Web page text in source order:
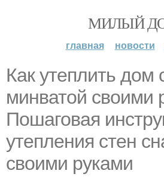
МИЛЫЙ
главная новости
Как утеплить дом
минватой своими
Пошаговая
утепления стен
своими руками